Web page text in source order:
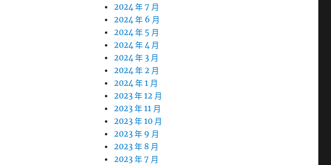
2024 年 7 月
2024 年 6 月
2024 年 5 月
2024 年 4 月
2024 年 3 月
2024 年 2 月
2024 年 1 月
2023 年 12 月
2023 年 11 月
2023 年 10 月
2023 年 9 月
2023 年 8 月
2023 年 7 月